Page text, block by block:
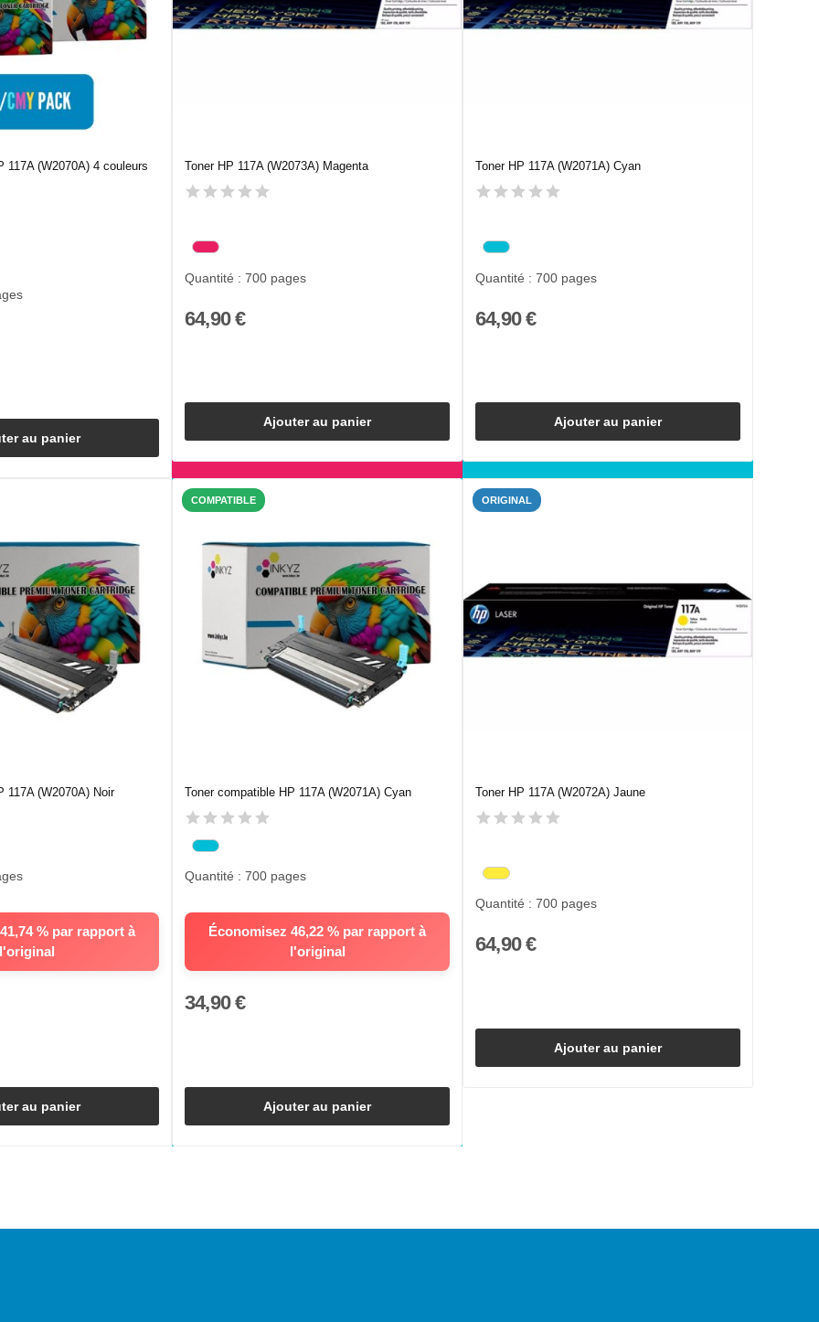
117A (W2070A) 4 couleurs
au panier
Toner HP 117A (W2073A) Magenta
Quantité : 700 pages
64,90 €
Ajouter au panier
Toner HP 117A (W2071A) Cyan
Quantité : 700 pages
64,90 €
Ajouter au panier
117A (W2070A) Noir
% par rapport à
au panier
COMPATIBLE
Toner compatible HP 117A (W2071A) Cyan
Économisez 46,22 % par rapport à
l'original
Quantité : 700 pages
34,90 €
Ajouter au panier
ORIGINAL
Toner HP 117A (W2072A) Jaune
Quantité : 700 pages
64,90 €
Ajouter au panier